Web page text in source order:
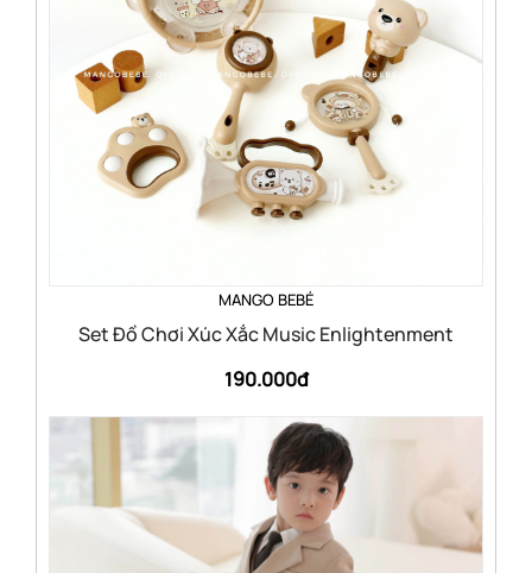
MANGO BEBÉ
Set Đồ Chơi Xúc Xắc Music Enlightenment
190.000đ